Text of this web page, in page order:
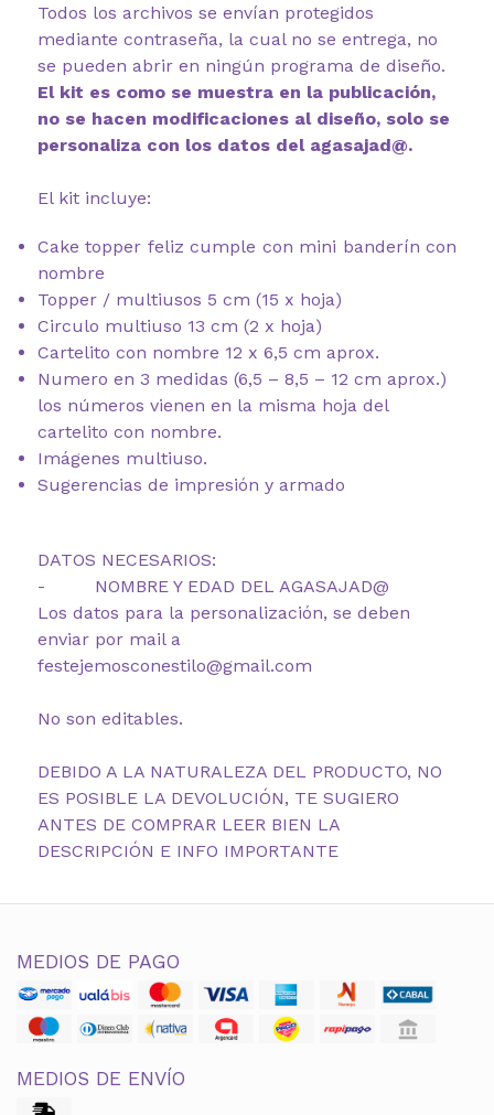
Todos los archivos se envían protegidos
mediante contraseña, la cual no se entrega, no
se pueden abrir en ningún programa de diseño.
El kit es como se muestra en la publicación,
no se hacen modificaciones al diseño, solo se
personaliza con los datos del agasajad@.
El kit incluye:
Cake topper feliz cumple con mini banderín con
nombre
Topper / multiusos 5 cm (15 x hoja)
Circulo multiuso 13 cm (2 x hoja)
Cartelito con nombre 12 x 6,5 cm aprox.
Numero en 3 medidas (6,5 – 8,5 – 12 cm aprox.)
los números vienen en la misma hoja del
cartelito con nombre.
Imágenes multiuso.
Sugerencias de impresión y armado
DATOS NECESARIOS:
- NOMBRE Y EDAD DEL AGASAJAD@
Los datos para la personalización, se deben
enviar por mail a
festejemosconestilo@gmail.com
No son editables.
DEBIDO A LA NATURALEZA DEL PRODUCTO, NO
ES POSIBLE LA DEVOLUCIÓN, TE SUGIERO
ANTES DE COMPRAR LEER BIEN LA
DESCRIPCIÓN E INFO IMPORTANTE
MEDIOS DE PAGO
MEDIOS DE ENVÍO